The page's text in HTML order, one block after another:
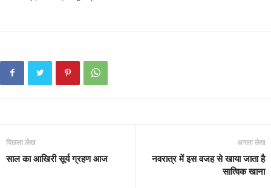
पिछला लेख
साल का आखिरी सूर्य ग्रहण आज
अगला लेख
नवरात्र में इस वजह से खाया जाता है
सात्विक खाना